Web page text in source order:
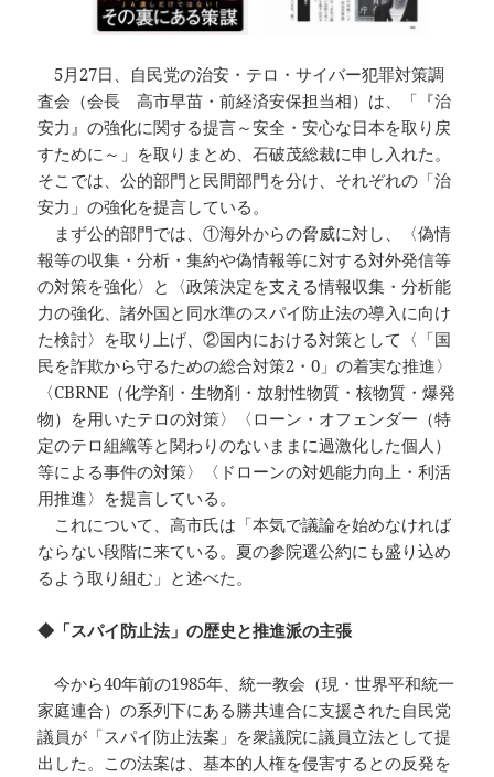
5月27日、自民党の治安・テロ・サイバー犯罪対策調
査会（会長 高市早苗・前経済安保担当相）は、「『治
安力』の強化に関する提言～安全・安心な日本を取り戻
すために～」を取りまとめ、石破茂総裁に申し入れた。
そこでは、公的部門と民間部門を分け、それぞれの「治
安力」の強化を提言している。
まず公的部門では、①海外からの脅威に対し、〈偽情
報等の収集・分析・集約や偽情報等に対する対外発信等
の対策を強化〉と〈政策決定を支える情報収集・分析能
力の強化、諸外国と同水準のスパイ防止法の導入に向け
た検討〉を取り上げ、②国内における対策として〈「国
民を詐欺から守るための総合対策2・0」の着実な推進〉
〈CBRNE（化学剤・生物剤・放射性物質・核物質・爆発
物）を用いたテロの対策〉〈ローン・オフェンダー（特
定のテロ組織等と関わりのないままに過激化した個人）
等による事件の対策〉〈ドローンの対処能力向上・利活
用推進〉を提言している。
これについて、高市氏は「本気で議論を始めなければ
ならない段階に来ている。夏の参院選公約にも盛り込め
るよう取り組む」と述べた。
◆「スパイ防止法」の歴史と推進派の主張
今から40年前の1985年、統一教会（現・世界平和統一
家庭連合）の系列下にある勝共連合に支援された自民党
議員が「スパイ防止法案」を衆議院に議員立法として提
出した。この法案は、基本的人権を侵害するとの反発を